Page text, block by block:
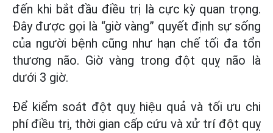
đến khi bắt đầu điều trị là cực kỳ quan trọng.
Đây được gọi là “giờ vàng” quyết định sự sống
của người bệnh cũng như hạn chế tối đa tổn
thương não. Giờ vàng trong đột quỵ não là
dưới 3 giờ.
Để kiểm soát đột quỵ hiệu quả và tối ưu chi
phí điều trị, thời gian cấp cứu và xử trí đột quỵ